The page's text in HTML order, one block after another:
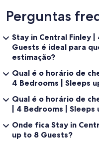
Perguntas
Stay in Central Finley
Guests é ideal para
estimação?
Qual é o horário de
4 Bedrooms | Sleeps
Qual é o horário de
| 4 Bedrooms | Sleeps
Onde fica Stay in
up to 8 Guests?